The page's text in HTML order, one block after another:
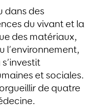
dans des
du vivant et la
des matériaux,
l’environnement,
et sociales.
de quatre